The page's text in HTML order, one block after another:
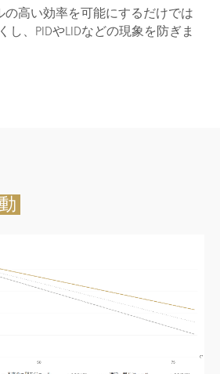
の高い効率を可能にするだけでは
し、PIDやLIDなどの現象を防ぎま